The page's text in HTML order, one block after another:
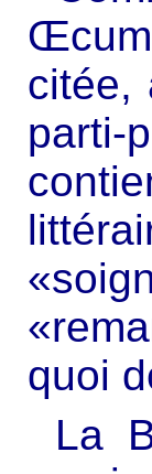
citée,
quoi
La